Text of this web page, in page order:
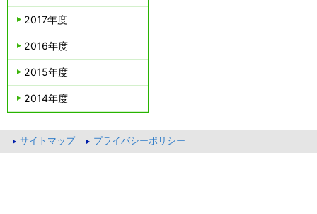
2017年度
2016年度
2015年度
2014年度
サイトマップ プライバシーポリシー